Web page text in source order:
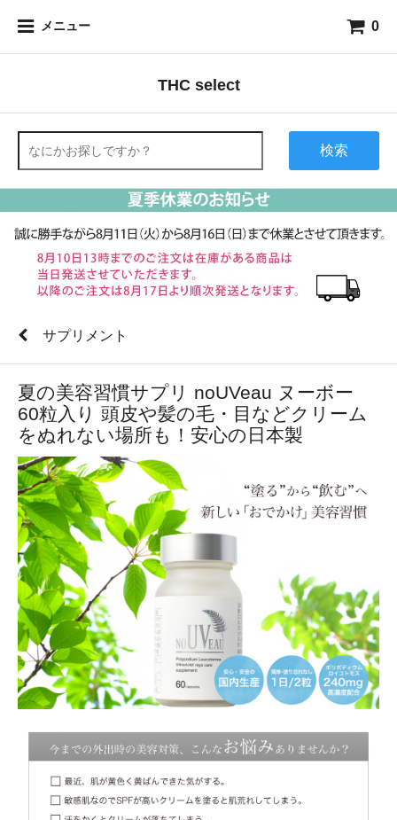
メニュー 0
THC select
検索
サプリメント
夏の美容習慣サプリ noUVeau ヌーボー
60粒入り 頭皮や髪の毛・目などクリーム
をぬれない場所も！安心の日本製